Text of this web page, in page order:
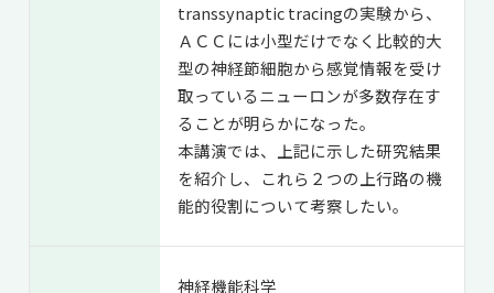
transsynaptic tracingの実験から、
ＡＣＣには小型だけでなく比較的大
型の神経節細胞から感覚情報を受け
取っているニューロンが多数存在す
ることが明らかになった。
本講演では、上記に示した研究結果
を紹介し、これら２つの上行路の機
能的役割について考察したい。
神経機能科学